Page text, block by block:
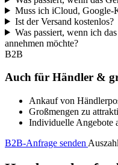
Muss ich iCloud, Google-
Ist der Versand kostenlos?
Was passiert, wenn ich
annehmen möchte?
B2B
Auch für Händler &
Ankauf von
Großmengen zu
Individuelle Angebote
B2B-Anfrage senden